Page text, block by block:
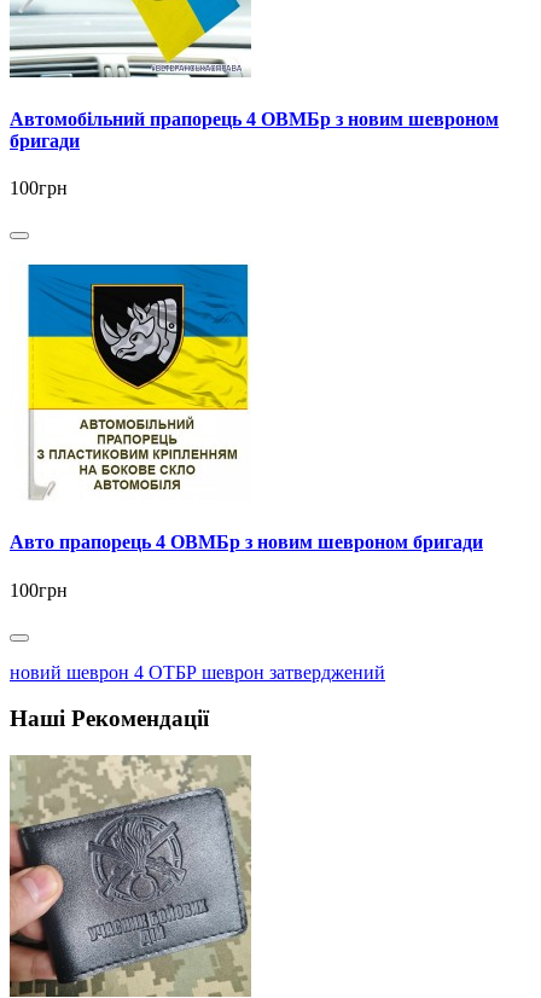
Автомобільний прапорець 4 ОВМБр з новим шевроном
бригади
100грн
Авто прапорець 4 ОВМБр з новим шевроном бригади
100грн
новий шеврон 4 ОТБР шеврон затверджений
Наші Рекомендації